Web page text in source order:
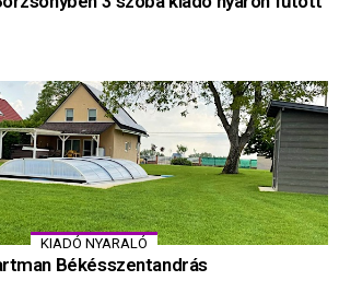
KIADÓ NYARALÓ
Békésszentandrás